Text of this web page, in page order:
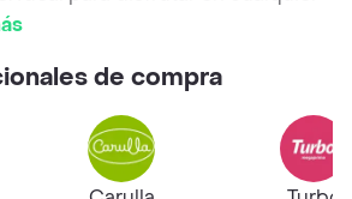
de compra